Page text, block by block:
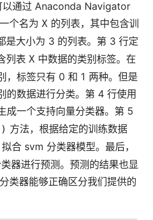
通过 Anaconda Navigator
个名为 X 的列表，其中包含训
是大小为 3 的列表。第 3 行定
列表 X 中数据的类别标签。在
，标签只有 0 和 1 两种。但是
的数据进行分类。第 4 行使用
成一个支持向量分类器。第 5
方法，根据给定的训练数据
拟合 svm 分类器模型。最后，
器进行预测。预测的结果也显
类器能够正确区分我们提供的